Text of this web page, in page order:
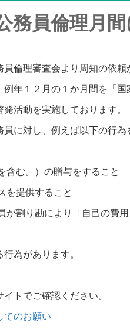
務員倫理月
倫理審査会より周知の依頼
例年１２月の１か月間を「
活動を実施しております。
に対し、例えば以下の行
含む。）の贈与をすること
を提供すること
が割り勘により「自己の費
為があります。
トでご確認ください。
てのお願い